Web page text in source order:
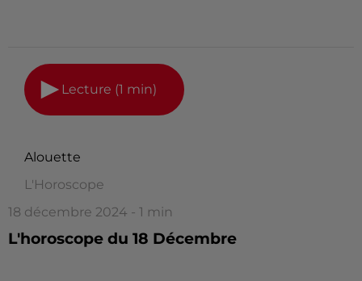
Lecture (1 min)
Alouette
L'Horoscope
18 décembre 2024 - 1 min
L'horoscope du 18 Décembre